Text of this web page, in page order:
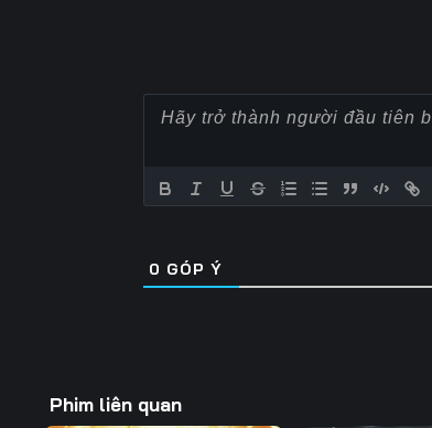
0 GÓP Ý
Phim liên quan